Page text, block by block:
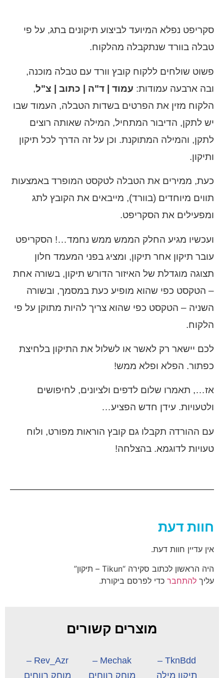
סקריפט נפלא המיועד לביצוע תיקונים בתג, על פי
טבלה בוורד שנתקבלה מהלקוח.
פשוט שולחים ללקוח קובץ וורד עם טבלה מוכנה,
ובה ארבעה עמודות: עמוד | ד"ה | כתוב | צ"ל,
הלקוח מזין את הפרטים בשדות הטבלה, העמוד שבו
יש לתקן, הדיבור המתחיל, המילה שאותה רוצים
לתקן, והמילה המתוקנת. וכן על זה הדרך לכל תיקון
ותיקון.
כעת, ממירים את הטבלה לטקסט המופרד באמצעות
תווים מיוחדים (בוורד), מייבאים את הקובץ לתג
ומפעילים את הסקריפט.
ועכשיו מגיע החלק הממש ממש נחמד…! הסקריפט
עובר תיקון אחר תיקון, ומציג בפני המעמד חלון
תצוגה מוגדלת של האיזור הדורש תיקון, בשורה אחת
– הטקסט כפי שהוא מופיע כעת במסמך, ובשורה
השניה – הטקסט כפי שהוא צריך להיות מתוקן על פי
הלקוח.
לכם יישאר רק לאשר או לשלול את התיקון בלחיצת
כפתור. הפלא ופלא ממש!
אז…, תאמרו שלום לדפים ולציונים, לחיפושים
ולטעויות. עידן חדש הפציע…
עם ההורדה תקבלו גם קובץ הוראות מפורט, ולוח
טעויות לדוגמא. בהצלחה!
חוות דעת
אין עדיין חוות דעת.
היה הראשון לכתוב סקירה “Tikun – תיקון”
עליך להתחבר כדי לפרסם ביקורת.
מוצרים קשורים
TknBdd –
תיקון מילה
Mechak –
מוחק רווחים
Rev_Azr –
מוחק רווחים